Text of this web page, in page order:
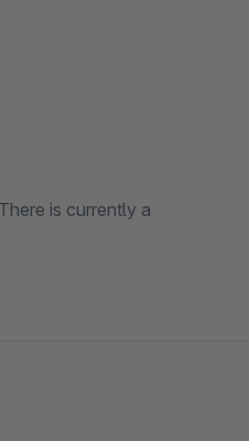
is currently a